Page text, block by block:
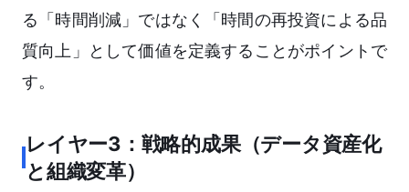
る「時間削減」ではなく「時間の再投資による品
質向上」として価値を定義することがポイントで
す。
レイヤー3：戦略的成果（データ資産化
と組織変革）